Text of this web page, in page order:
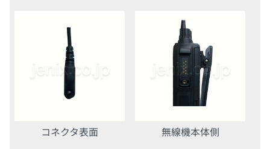
コネクタ表面 無線機本体側